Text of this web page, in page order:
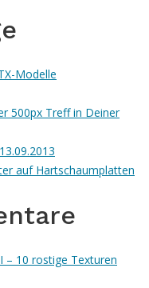
Modelle
500px Treff in Deiner
auf Hartschaumplatten
– 10 rostige Texturen